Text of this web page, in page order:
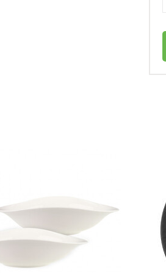
Тарелка для пасты 30 см
Seltmann Weiden
Нет в наличии
блюд, кроме пасты?